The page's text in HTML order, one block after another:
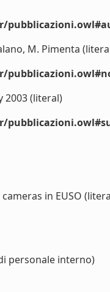
M. Pimenta
2003 (literal)
in EUSO
personale interno)